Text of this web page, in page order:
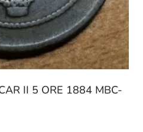
II 5 ORE 1884 MBC-